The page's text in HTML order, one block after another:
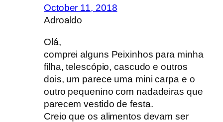
October 11, 2018
Adroaldo
Olá,
comprei alguns Peixinhos para minha
filha, telescópio, cascudo e outros
dois, um parece uma mini carpa e o
outro pequenino com nadadeiras que
parecem vestido de festa.
Creio que os alimentos devam ser